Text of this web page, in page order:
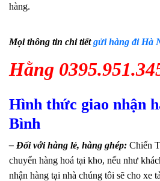
hàng.
Mọi thông tin chi tiếtgửi hàng đi Hà
Hằng
Hình thức giao nhận
Bình
– Đối với hàng lẻ, hàng ghép: Chiến
chuyển hàng hoá tại kho, nếu như
nhận hàng tại nhà chúng tôi sẽ cho xe